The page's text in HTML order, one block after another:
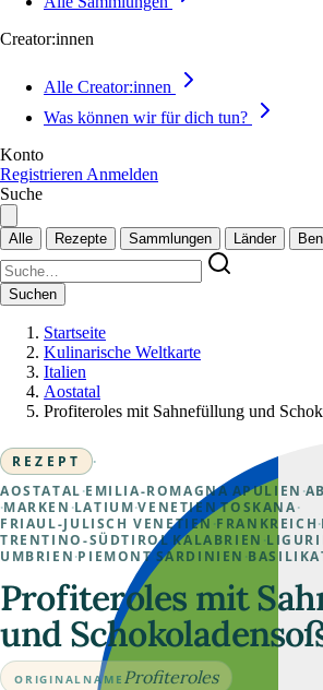
Creator:innen
Alle Creator:innen
Was können wir für dich tun?
Konto
Registrieren Anmelden
Suche
Alle Rezepte Sammlungen Länder
Suchen
Startseite
Kulinarische Weltkarte
Italien
Aostatal
Profiteroles mit Sahnefüllung und
REZEPT
·
AOSTATAL ·EMILIA-ROMAGNA APULIEN ·
·MARKEN ·LATIUM·VENETIEN·TOSKANA ·
FRIAUL-JULISCH VENETIEN ·FRANKREICH ·
TRENTINO-SÜDTIROL KALABRIEN ·
UMBRIEN ·PIEMONT· SARDINIEN ·
Profiteroles mit
und
ORIGINALNAME Profiteroles